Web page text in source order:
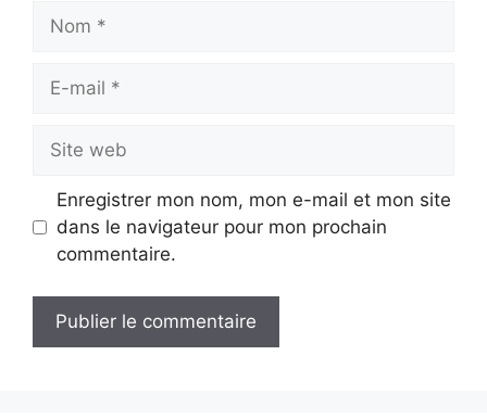
Nom
Site
web
Enregistrer mon nom, mon e-mail et mon site
dans le navigateur pour mon prochain
commentaire.